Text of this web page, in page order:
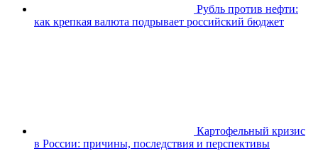
Рубль против нефти:
как крепкая валюта подрывает российский бюджет
Картофельный кризис
в России: причины, последствия и перспективы